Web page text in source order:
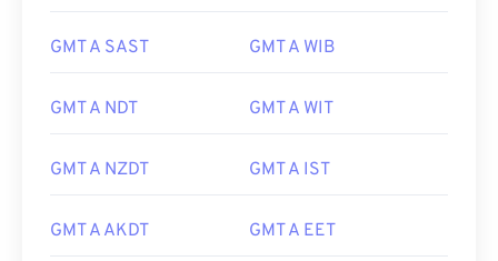
GMT A SAST GMT A WIB
GMT A NDT GMT A WIT
GMT A NZDT GMT A IST
GMT A AKDT GMT A EET